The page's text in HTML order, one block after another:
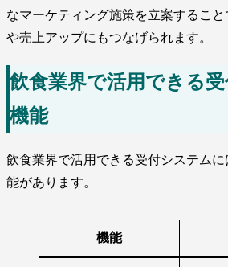
なマーケティング施策を立案するこ
や売上アップにもつなげられます。
飲食業界で活用できる
機能
飲食業界で活用できる受付システム
能があります。
機能